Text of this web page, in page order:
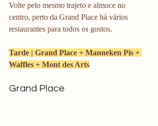
Volte pelo mesmo trajeto e almoce no
centro, perto da Grand Place há vários
restaurantes para todos os gostos.
Tarde | Grand Place + Manneken Pis +
Waffles + Mont des Arts
Grand Place